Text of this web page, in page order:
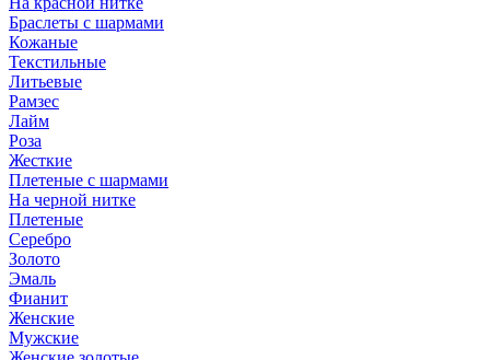
Браслеты с шармами
Кожаные
Текстильные
Литьевые
Рамзес
Лайм
Роза
Жесткие
Плетеные с шармами
На черной нитке
Плетеные
Серебро
Золото
Эмаль
Фианит
Женские
Мужские